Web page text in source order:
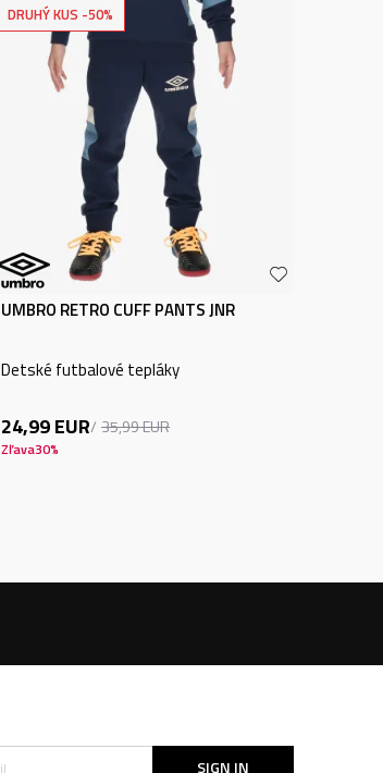
DRUHÝ KUS -50%
UMBRO RETRO CUFF PANTS JNR
Detské futbalové tepláky
24,99EUR 35,99EUR
Zľava30%
SIGN IN